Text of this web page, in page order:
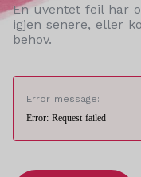
En uventet feil har
igjen senere, eller
behov.
Error message:
Error: Request failed